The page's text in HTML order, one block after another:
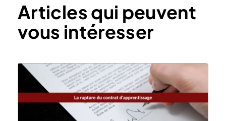
Articles qui peuvent
vous intéresser